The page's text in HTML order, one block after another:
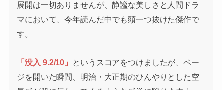
展開は一切ありませんが、静謐な美しさと人間ドラ
マにおいて、今年読んだ中でも頭一つ抜けた傑作で
す。
「没入 9.2/10」
というスコアをつけましたが、ペー
ジを開いた瞬間、明治・大正期のひんやりとした空